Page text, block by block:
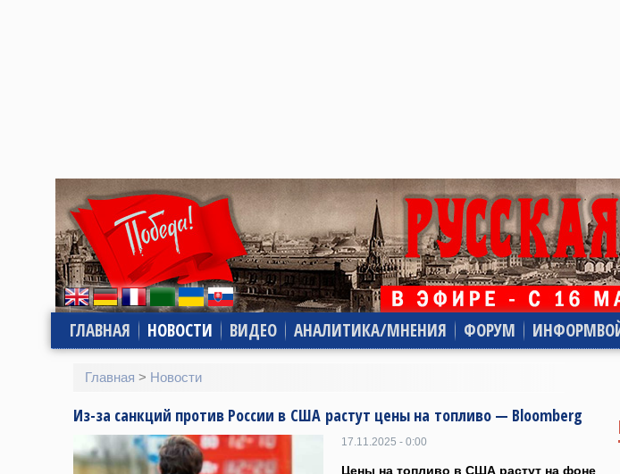
ГЛАВНАЯ НОВОСТИ ВИДЕО АНАЛИТИКА/МНЕНИЯ ФОРУМ
Главная > Новости
Из-за санкций против России в США растут цены на топливо — Bloomberg
17.11.2025 - 0:00
Цены на топливо в США растут на фоне